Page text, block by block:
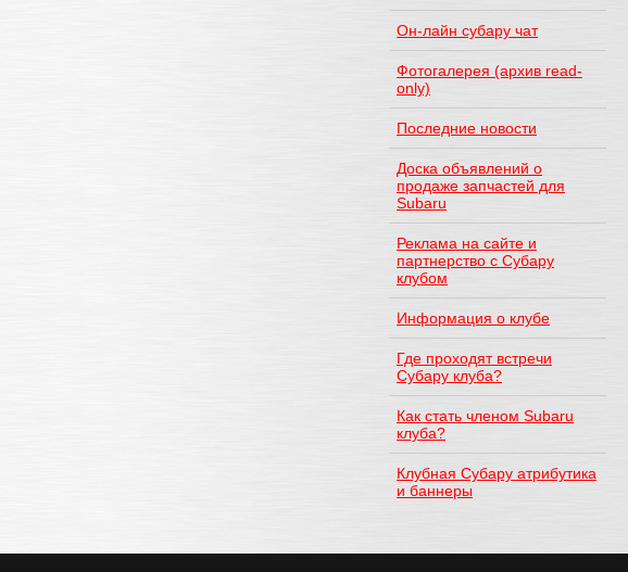
Он-лайн субару чат
Фотогалерея (архив read-
only)
Последние новости
Доска объявлений о
продаже запчастей для
Subaru
Реклама на сайте и
партнерство с Субару
клубом
Информация о клубе
Где проходят встречи
Субару клуба?
Как стать членом Subaru
клуба?
Клубная Субару атрибутика
и баннеры